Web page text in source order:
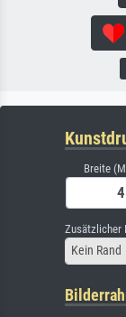
Breite
Zusätzlicher
Kein Rand